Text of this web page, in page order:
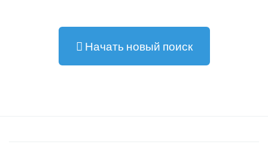
Начать новый поиск